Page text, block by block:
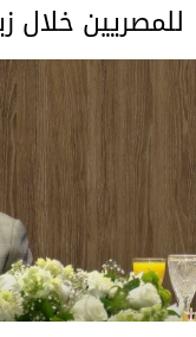
للمصريين خلال